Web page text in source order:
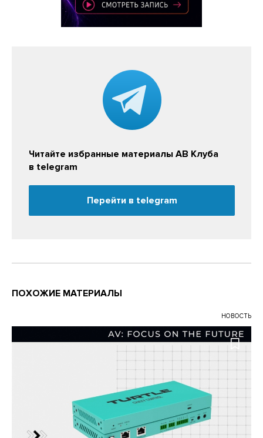
Читайте избранные материалы АВ Клуба
в telegram
Перейти в telegram
ПОХОЖИЕ МАТЕРИАЛЫ
НОВОСТЬ